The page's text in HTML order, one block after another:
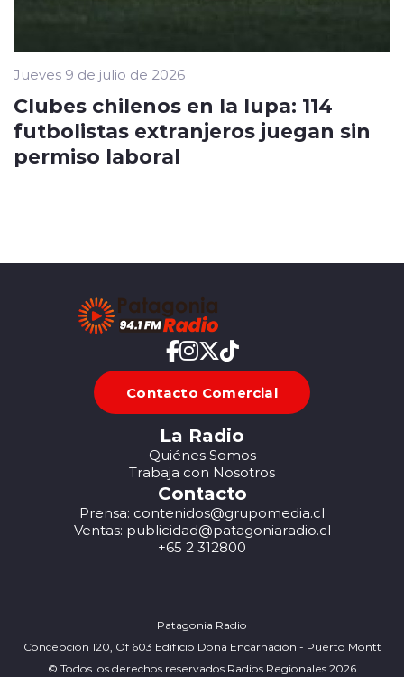
Jueves 9 de julio de 2026
Clubes chilenos en la lupa: 114
futbolistas extranjeros juegan sin
permiso laboral
Contacto Comercial
La Radio
Quiénes Somos
Trabaja con Nosotros
Contacto
Prensa: contenidos@grupomedia.cl
Ventas: publicidad@patagoniaradio.cl
+65 2 312800
Patagonia Radio
Concepción 120, Of 603 Edificio Doña Encarnación - Puerto Montt
© Todos los derechos reservados Radios Regionales 2026